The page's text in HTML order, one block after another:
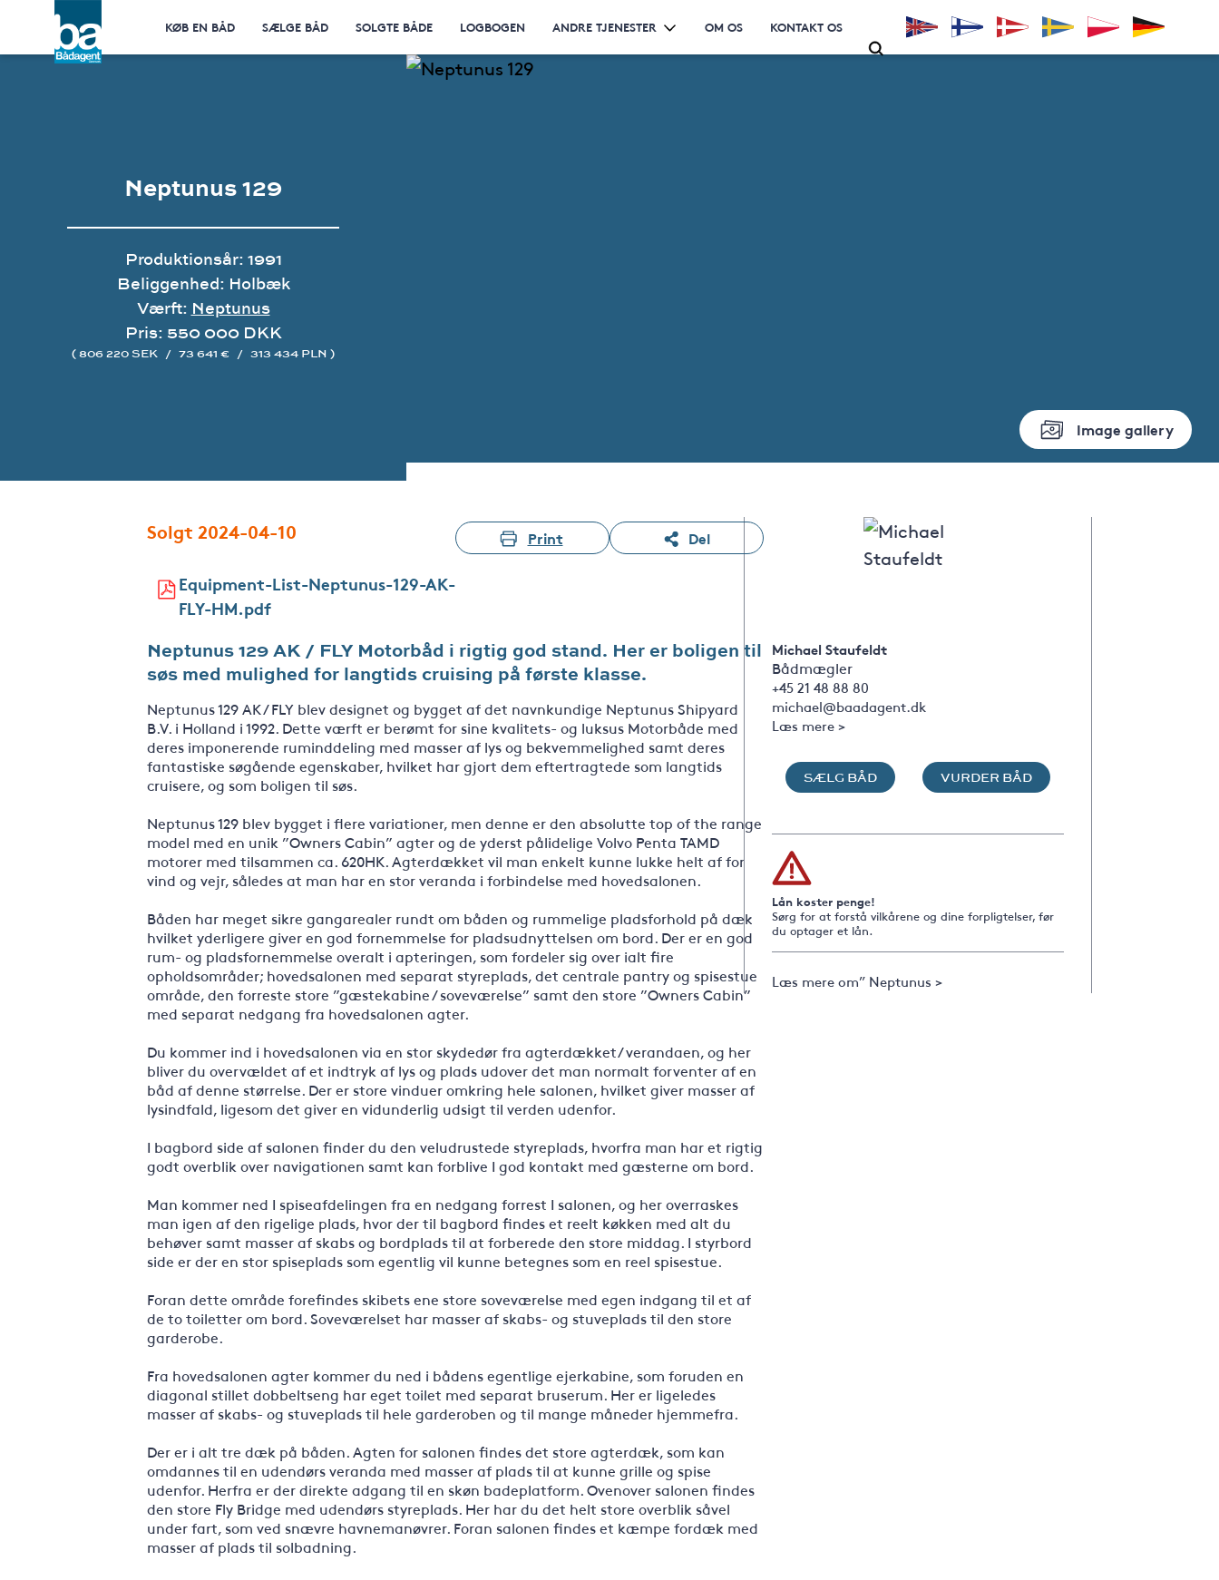
KØB EN BÅD SÆLGE BÅD SOLGTE BÅDE LOGBOGEN ANDRE TJENESTER OM OS KONTAKT OS
Image gallery
Neptunus 129
Produktionsår: 1991
Beliggenhed: Holbæk
Værft: Neptunus
Pris: 550 000 DKK
( 806 220 SEK / 73 641 € / 313 434 PLN )
Solgt 2024-04-10 Print Del
Equipment-List-Neptunus-129-AK-
FLY-HM.pdf
Neptunus 129 AK / FLY Motorbåd i rigtig god stand. Her er boligen til
søs med mulighed for langtids cruising på første klasse.
Neptunus 129 AK / FLY blev designet og bygget af det navnkundige Neptunus Shipyard
B.V. i Holland i 1992. Dette værft er berømt for sine kvalitets- og luksus Motorbåde med
deres imponerende ruminddeling med masser af lys og bekvemmelighed samt deres
fantastiske søgående egenskaber, hvilket har gjort dem eftertragtede som langtids
cruisere, og som boligen til søs.
Neptunus 129 blev bygget i flere variationer, men denne er den absolutte top of the range
model med en unik ”Owners Cabin” agter og de yderst pålidelige Volvo Penta TAMD
motorer med tilsammen ca. 620HK. Agterdækket vil man enkelt kunne lukke helt af for
vind og vejr, således at man har en stor veranda i forbindelse med hovedsalonen.
Båden har meget sikre gangarealer rundt om båden og rummelige pladsforhold på dæk,
hvilket yderligere giver en god fornemmelse for pladsudnyttelsen om bord. Der er en god
rum- og pladsfornemmelse overalt i apteringen, som fordeler sig over ialt fire
opholdsområder; hovedsalonen med separat styreplads, det centrale pantry og spisestue
område, den forreste store ”gæstekabine / soveværelse” samt den store ”Owners Cabin”
med separat nedgang fra hovedsalonen agter.
Du kommer ind i hovedsalonen via en stor skydedør fra agterdækket/ verandaen, og her
bliver du overvældet af et indtryk af lys og plads udover det man normalt forventer af en
båd af denne størrelse. Der er store vinduer omkring hele salonen, hvilket giver masser af
lysindfald, ligesom det giver en vidunderlig udsigt til verden udenfor.
I bagbord side af salonen finder du den veludrustede styreplads, hvorfra man har et rigtig
godt overblik over navigationen samt kan forblive I god kontakt med gæsterne om bord.
Man kommer ned I spiseafdelingen fra en nedgang forrest I salonen, og her overraskes
man igen af den rigelige plads, hvor der til bagbord findes et reelt køkken med alt du
behøver samt masser af skabs og bordplads til at forberede den store middag. I styrbord
side er der en stor spiseplads som egentlig vil kunne betegnes som en reel spisestue.
Foran dette område forefindes skibets ene store soveværelse med egen indgang til et af
de to toiletter om bord. Soveværelset har masser af skabs- og stuveplads til den store
garderobe.
Fra hovedsalonen agter kommer du ned i bådens egentlige ejerkabine, som foruden en
diagonal stillet dobbeltseng har eget toilet med separat bruserum. Her er ligeledes
masser af skabs- og stuveplads til hele garderoben og til mange måneder hjemmefra.
Der er i alt tre dæk på båden. Agten for salonen findes det store agterdæk, som kan
omdannes til en udendørs veranda med masser af plads til at kunne grille og spise
udenfor. Herfra er der direkte adgang til en skøn badeplatform. Ovenover salonen findes
den store Fly Bridge med udendørs styreplads. Her har du det helt store overblik såvel
under fart, som ved snævre havnemanøvrer. Foran salonen findes et kæmpe fordæk med
masser af plads til solbadning.
Michael Staufeldt
Bådmægler
+45 21 48 88 80
michael@baadagent.dk
Læs mere >
SÆLG BÅD VURDER BÅD
Lån koster penge!
Sørg for at forstå vilkårene og dine forpligtelser, før
du optager et lån.
Læs mere om” Neptunus >